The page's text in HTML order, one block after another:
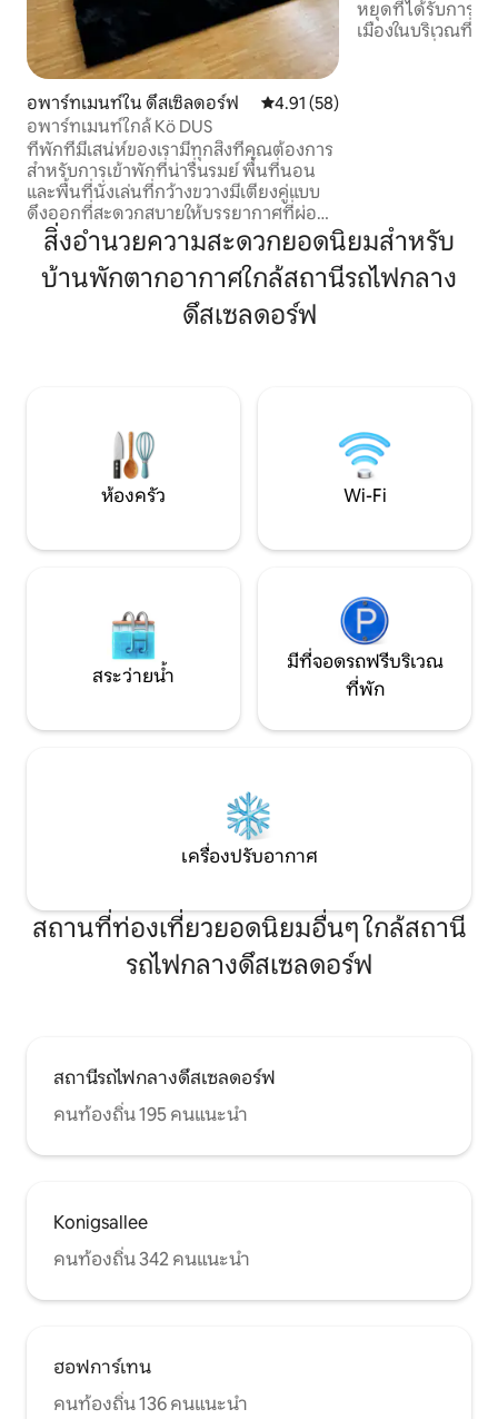
อพาร์ทเมนท์ใน ดึสเซิลดอร์ฟ คะแนนเฉลี่ย 4.91 จาก 5, 58 รีวิว
4.91 (58)
อพาร์ทเมนท์ใกล้ Kö DUS
ที่พักที่มีเสน่ห์ของเรามีทุกสิ่งที่คุณต้องการ
สำหรับการเข้าพักที่น่ารื่นรมย์ พื้นที่นอน
และพื้นที่นั่งเล่นที่กว้างขวางมีเตียงคู่แบบ
ดึงออกที่สะดวกสบายให้บรรยากาศที่ผ่อน
คลายสำหรับการนอนหลับพักผ่อน ห้อง
ครัวที่มีชีวิตเป็นสถานที่ที่เหมาะสำหรับการ
ทำอาหารมื้อโปรดของคุณหรือเพียงแค่
เพลิดเพลินกับกาแฟสักแก้ว มีอุปกรณ์ครบ
ครันพร้อมเครื่องใช้ไฟฟ้าที่ทันสมัยเช่นเตา
สะดวกสบาย 2 ตัวเหมาะสำหรับการพัก
ผ่อนและผ่อนคลายหลังจากวันที่ยาวนาน
เพลิดเพลินกับภาพยนตร์บนทีวีจอแบน (55
นิ้ว) หรือใช้ Wi-Fi ฟรีเพื่อติดต่อกับคนที่คุณ
ฝักบัว - อ่างอาบน้ำ มีผ้าเช็ดตัวสะอาดให้
ตั้งอยู่ในย่านเจแปนและเข้าถึงระบบขนส่ง
สาธารณะและสถานที่ท่องเที่ยวของเมืองได้
ดี โปรดทราบว่าอพาร์ทเมนท์อยู่บนชั้น 4 มี
ลิฟต์ นอกจากนี้ยังมีระเบียงที่มองเห็นลาน
ช้อปปิ้งร้านอาหารและคาเฟ่ใกล้ๆเพื่อให้การ
คุณที่อพาร์ทเมนท์ของเราและมอบ
หยุดที่ได้รับการปรั
เมืองในบริเวณที่เ
ชั่วโมง
สิ่งอำนวยความสะดวกยอดนิยมสำหรับ
บ้านพักตากอากาศใกล้สถานีรถไฟกลาง
ดึสเซลดอร์ฟ
ห้องครัว Wi-Fi
สระว่ายน้ำ
มีที่จอดรถฟรีบริเวณ
ที่พัก
เครื่องปรับอากาศ
สถานที่ท่องเที่ยวยอดนิยมอื่นๆ ใกล้สถานี
รถไฟกลางดึสเซลดอร์ฟ
สถานีรถไฟกลางดึสเซลดอร์ฟ
คนท้องถิ่น 195 คนแนะนำ
Konigsallee
คนท้องถิ่น 342 คนแนะนำ
ฮอฟการ์เทน
คนท้องถิ่น 136 คนแนะนำ